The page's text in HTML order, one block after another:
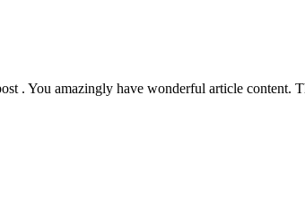
. You amazingly have wonderful article content.